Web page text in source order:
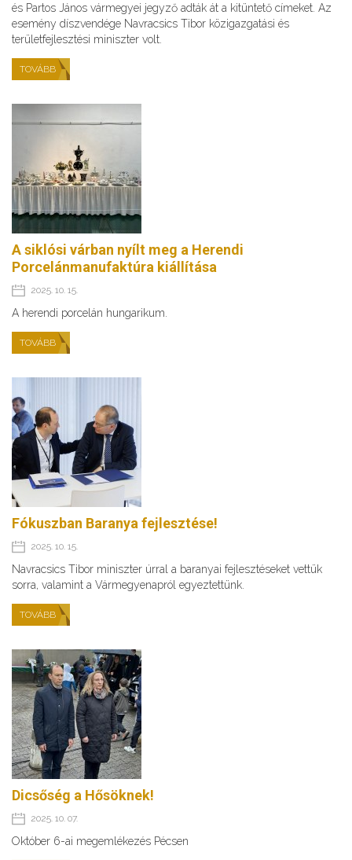
és Partos János vármegyei jegyző adták át a kitüntető címeket. Az
esemény díszvendége Navracsics Tibor közigazgatási és
területfejlesztési miniszter volt.
TOVÁBB
A siklósi várban nyílt meg a Herendi
Porcelánmanufaktúra kiállítása
2025. 10. 15.
A herendi porcelán hungarikum.
TOVÁBB
Fókuszban Baranya fejlesztése!
2025. 10. 15.
Navracsics Tibor miniszter úrral a baranyai fejlesztéseket vettük
sorra, valamint a Vármegyenapról egyeztettünk.
TOVÁBB
Dicsőség a Hősöknek!
2025. 10. 07.
Október 6-ai megemlékezés Pécsen